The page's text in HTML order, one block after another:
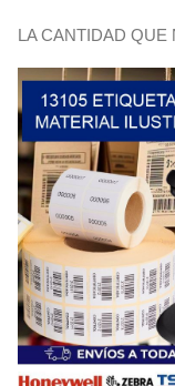
LA CANTIDAD QUE